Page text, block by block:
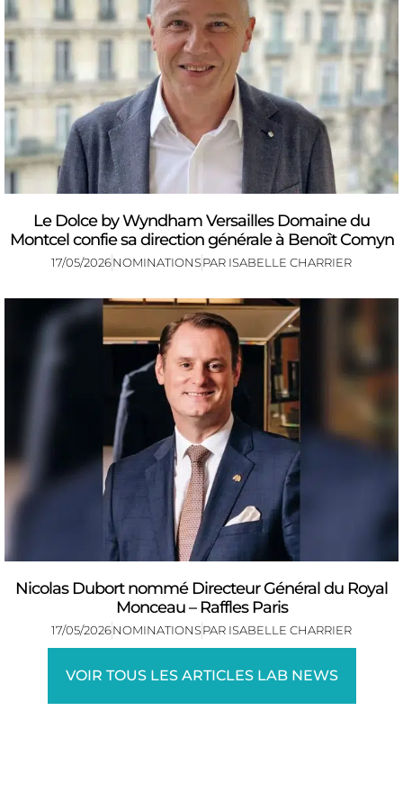
Le Dolce by Wyndham Versailles Domaine du
Montcel confie sa direction générale à Benoît Comyn
17/05/2026NOMINATIONSPAR ISABELLE CHARRIER
Nicolas Dubort nommé Directeur Général du Royal
Monceau – Raffles Paris
17/05/2026NOMINATIONSPAR ISABELLE CHARRIER
VOIR TOUS LES ARTICLES LAB NEWS